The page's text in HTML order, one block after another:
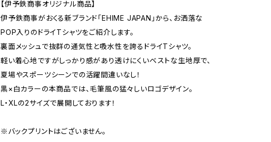
【伊予鉄商事オリジナル商品】
伊予鉄商事がおくる新ブランド「EHIME JAPAN」から、お洒落な
POP入りのドライTシャツをご紹介します。
裏面メッシュで抜群の通気性と吸水性を誇るドライTシャツ。
軽い着心地ですがしっかり感があり透けにくいベストな生地厚で、
夏場やスポーツシーンでの活躍間違いなし！
黒×白カラーの本商品では、毛筆風の猛々しいロゴデザイン。
L・XLの2サイズで展開しております！
※バックプリントはございません。